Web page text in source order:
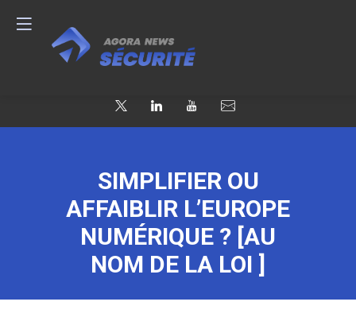
SIMPLIFIER OU
AFFAIBLIR L’EUROPE
NUMÉRIQUE ? [AU
NOM DE LA LOI ]